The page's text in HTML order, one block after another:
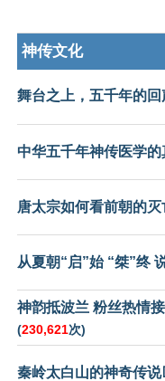
神传文化
舞台之上，五千年的回
中华五千年神传医学的
唐太宗如何看前朝的灭
从夏朝“启”始 “桀”终
神韵抵波兰 粉丝热情
(230,621次)
秦岭太白山的神奇传说